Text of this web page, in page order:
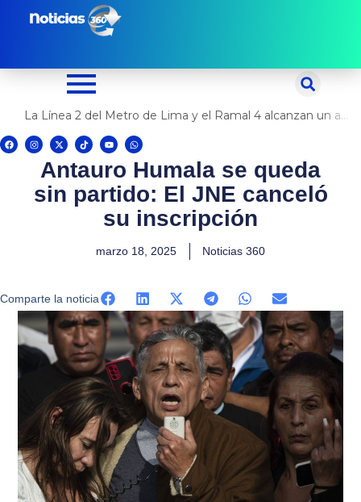
La Línea 2 del Metro de Lima y el Ramal 4 alcanzan un avance del 80%
F
a
c
I
n
s
r
a
X
-
t
w
t
e
T
i
k
t
o
Y
o
u
t
e
W
h
a
t
a
p
p
Antauro Humala se queda
sin partido: El JNE canceló
su inscripción
marzo 18, 2025 Noticias 360
Comparte la noticia